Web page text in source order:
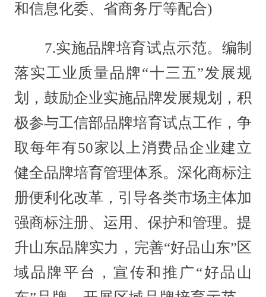
和信息化委、省商务厅等配合)
7.实施品牌培育试点示范。编制
落实工业质量品牌“十三五”发展规
划，鼓励企业实施品牌发展规划，积
极参与工信部品牌培育试点工作，争
取每年有50家以上消费品企业建立
健全品牌培育管理体系。深化商标注
册便利化改革，引导各类市场主体加
强商标注册、运用、保护和管理。提
升山东品牌实力，完善“好品山东”区
域品牌平台，宣传和推广“好品山